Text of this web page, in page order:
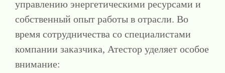
управлению энергетическими ресурсами и
собственный опыт работы в отрасли. Во
время сотрудничества со специалистами
компании заказчика, Атестор уделяет особое
внимание: